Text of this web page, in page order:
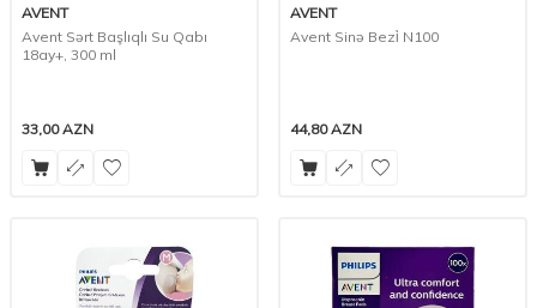
AVENT
Avent Sərt Başlıqlı Su Qabı
18ay+, 300 ml
33,00AZN
AVENT
Avent Sinə Bezi̇ N100
44,80AZN